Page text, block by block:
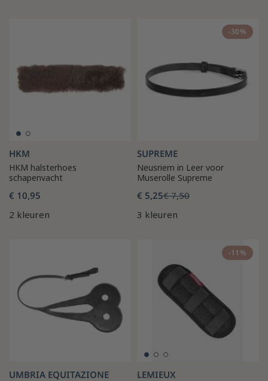
HKM
HKM halsterhoes
schapenvacht
€ 10,95
2 kleuren
-30%
SUPREME
Neusriem in Leer voor
Muserolle Supreme
€ 5,25€ 7,50
3 kleuren
UMBRIA EQUITAZIONE
-11%
LEMIEUX